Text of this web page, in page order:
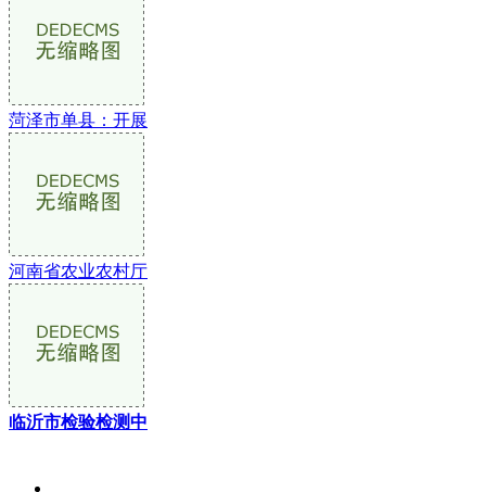
菏泽市单县：开展
河南省农业农村厅
临沂市检验检测中